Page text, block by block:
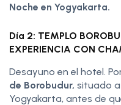
Noche en Yogyakarta.
Día 2: TEMPLO
EXPERIENCIA CON
Desayuno en el hotel.
de Borobudur, situado
Yogyakarta, antes de